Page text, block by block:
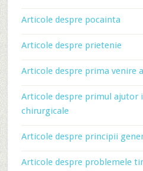
Articole despre pocainta
Articole despre prietenie
Articole despre prima venire
Articole despre primul ajutor
chirurgicale
Articole despre principii
Articole despre problemele